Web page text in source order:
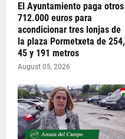
El Ayuntamiento paga otros
712.000 euros para
acondicionar tres lonjas de
la plaza Pormetxeta de 254,
45 y 191 metros
August 05, 2026